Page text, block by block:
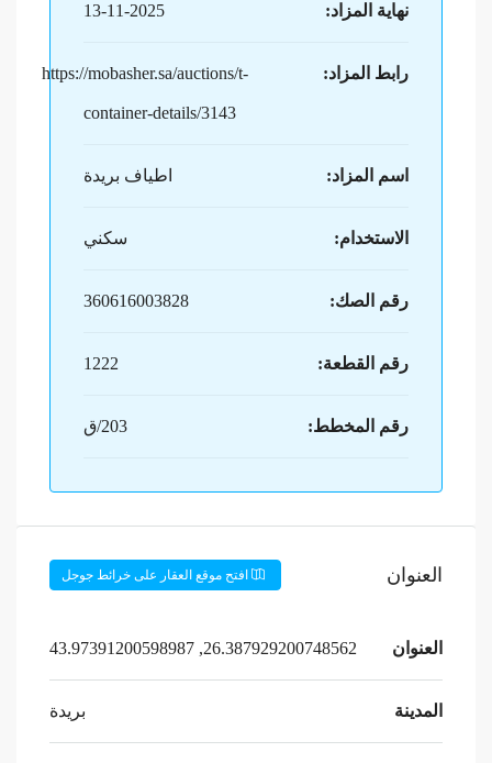
نهاية المزاد: 13-11-2025
رابط المزاد: https://mobasher.sa/auctions/t-
container-details/3143
اسم المزاد: اطياف بريدة
الاستخدام: سكني
رقم الصك: 360616003828
رقم القطعة: 1222
رقم المخطط: 203/ق
العنوان افتح موقع العقار على خرائط جوجل
العنوان 26.387929200748562, 43.97391200598987
المدينة بريدة